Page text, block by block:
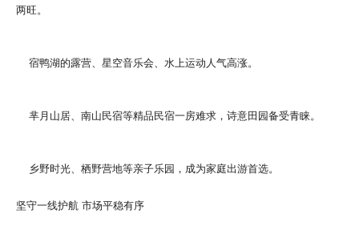
两旺。
宿鸭湖的露营、星空音乐会、水上运动人气高涨。
芈月山居、南山民宿等精品民宿一房难求，诗意田园备受青睐。
乡野时光、栖野营地等亲子乐园，成为家庭出游首选。
坚守一线护航 市场平稳有序